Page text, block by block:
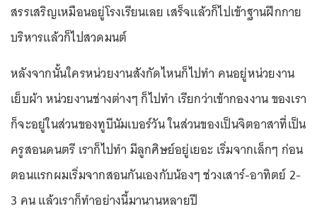
สรรเสริญเหมือนอยู่โรงเรียนเลย เสร็จแล้วก็ไปเข้าฐานฝึกกาย
บริหารแล้วก็ไปสวดมนต์
หลังจากนั้นใครหน่วยงานสังกัดไหนก็ไปทำ คนอยู่หน่วยงาน
เย็บผ้า หน่วยงานช่างต่างๆ ก็ไปทำ เรียกว่าเข้ากองงาน ของเรา
ก็จะอยู่ในส่วนของทูบีนัมเบอร์วัน ในส่วนของเป็นจิตอาสาที่เป็น
ครูสอนดนตรี เราก็ไปทำ มีลูกศิษย์อยู่เยอะ เริ่มจากเล็กๆ ก่อน
ตอนแรกผมเริ่มจากสอนกันเองกับน้องๆ ช่วงเสาร์-อาทิตย์ 2-
3 คน แล้วเราก็ทำอย่างนี้มานานหลายปี